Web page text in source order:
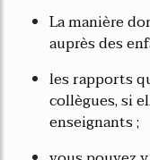
La manière
auprès des
les rapports
collègues, si
enseignants ;